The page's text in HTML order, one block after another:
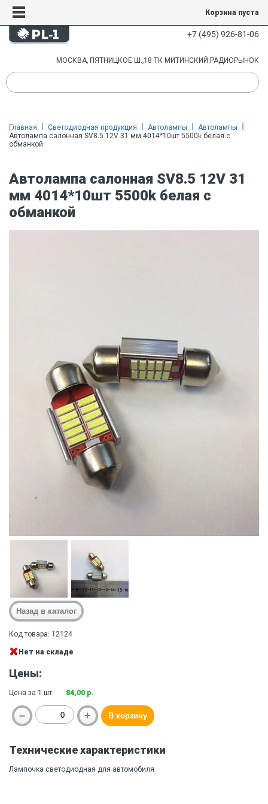
Корзина пуста
+7 (495) 926-81-06
МОСКВА, ПЯТНИЦКОЕ Ш.,18 ТК МИТИНСКИЙ РАДИОРЫНОК
Главная Светодиодная продукция Автолампы
Автолампы
Автолампа салонная SV8.5 12V 31 мм 4014*10шт 5500k белая с
обманкой
Автолампа салонная SV8.5 12V 31
мм 4014*10шт 5500k белая с
обманкой
Код товара: 12124
Нет на складе
Цены:
Цена за 1 шт: 84,00 р.
Технические характеристики
Лампочка светодиодная для автомобиля